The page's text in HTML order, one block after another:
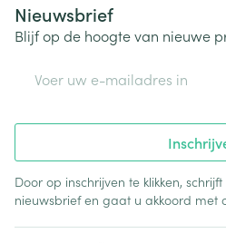
Nieuwsbrief
Blijf op de hoogte van nieuwe
Door op inschrijven te klikken,
nieuwsbrief en gaat u akkoord met